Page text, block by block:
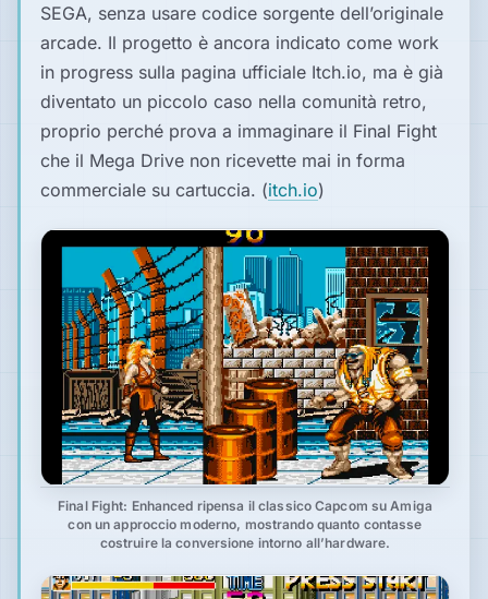
SEGA, senza usare codice sorgente dell’originale
arcade. Il progetto è ancora indicato come work
in progress sulla pagina ufficiale Itch.io, ma è già
diventato un piccolo caso nella comunità retro,
proprio perché prova a immaginare il Final Fight
che il Mega Drive non ricevette mai in forma
commerciale su cartuccia. (itch.io⁠)
Final Fight: Enhanced ripensa il classico Capcom su Amiga
con un approccio moderno, mostrando quanto contasse
costruire la conversione intorno all’hardware.